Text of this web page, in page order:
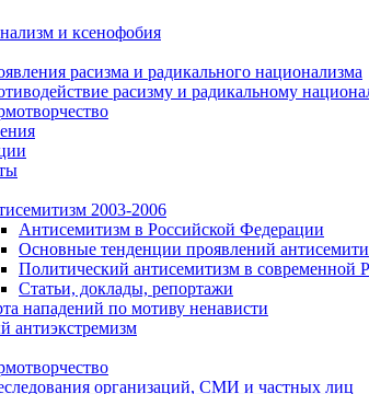
и ксенофобия
расизма и радикального национализма
расизму и радикальному
2003-2006
Антисемитизм в Российской Федерации
Основные тенденции проявлений
Политический антисемитизм в современной
Статьи, доклады, репортажи
нападений по мотиву ненависти
антиэкстремизм
организаций, СМИ и частных лиц